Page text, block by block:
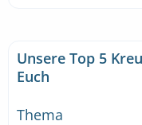
Unsere Top 5
Euch
Thema